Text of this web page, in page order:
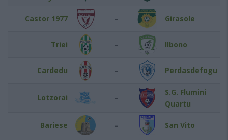
Castor 1977 - Girasole
Triei - Ilbono
Cardedu - Perdasdefogu
Lotzorai -
S.G. Flumini
Quartu
Bariese - San Vito